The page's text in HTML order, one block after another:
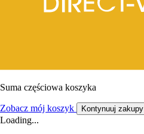
Suma częściowa koszyka
Zobacz mój koszyk Kontynuuj zakupy
Loading...